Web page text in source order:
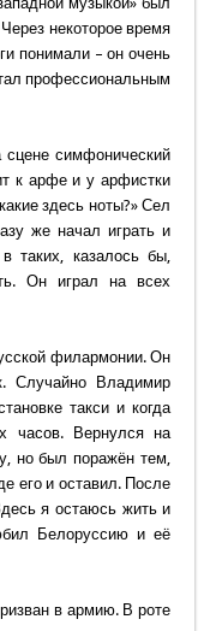
некоторое время
понимали – он очень
профессиональным
симфонический
к арфе и у арфистки
здесь ноты?» Сел
же начал играть и
таких, казалось бы,
Он играл на всех
филармонии. Он
Случайно Владимир
такси и когда
часов. Вернулся на
но был поражён тем,
его и оставил. После
я остаюсь жить и
Белоруссию и её
в армию. В роте